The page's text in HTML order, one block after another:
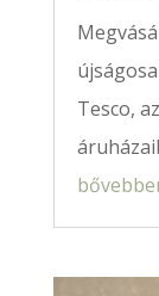
Tesco,